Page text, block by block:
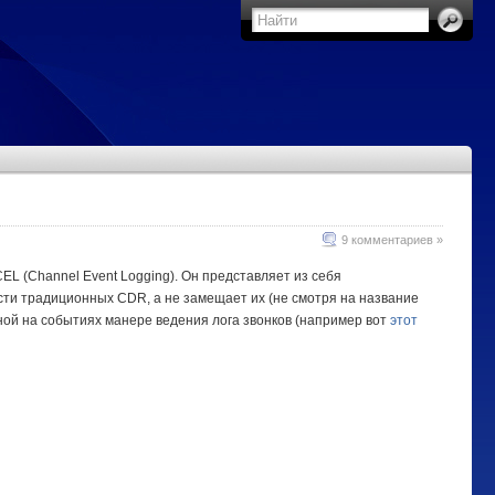
9 комментариев »
(Channel Event Logging). Он представляет из себя
традиционных CDR, а не замещает их (не смотря на название
на событиях манере ведения лога звонков (например вот этот